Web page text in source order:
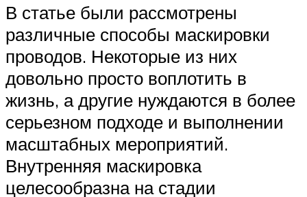
В статье были рассмотрены
различные способы маскировки
проводов. Некоторые из них
довольно просто воплотить в
жизнь, а другие нуждаются в более
серьезном подходе и выполнении
масштабных мероприятий.
Внутренняя маскировка
целесообразна на стадии